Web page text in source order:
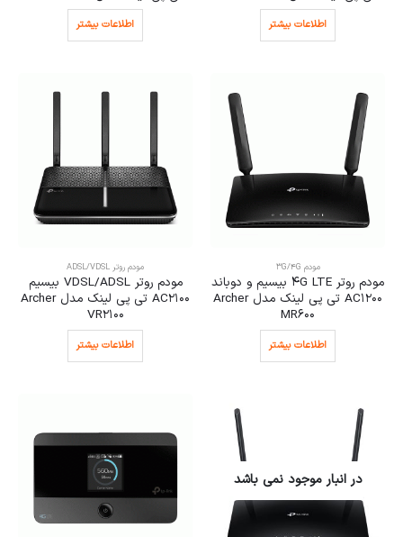
اطلاعات بیشتر اطلاعات بیشتر
مودم 3G/4G
مودم روتر 4G LTE بیسیم و دوباند
AC1200 تی پی لینک مدل Archer
MR600
اطلاعات بیشتر
مودم روتر ADSL/VDSL
مودم روتر VDSL/ADSL بیسیم
AC2100 تی پی لینک مدل Archer
VR2100
اطلاعات بیشتر
در انبار موجود نمی باشد